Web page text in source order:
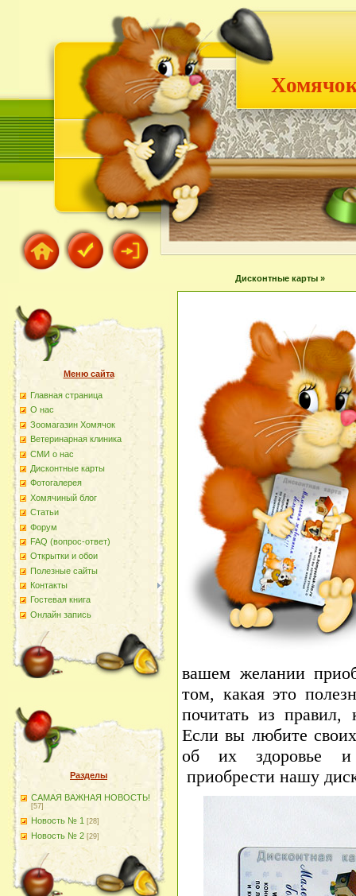
Дисконтные карты »
Меню сайта
Главная страница
О наc
Зоомагазин Хомячок
Ветеринарная клиника
СМИ о нас
Дисконтные карты
Фотогалерея
Хомячиный блог
Статьи
Форум
FAQ (вопрос-ответ)
Открытки и обои
Полезные сайты
Контакты
Гостевая книга
Онлайн запись
Разделы
САМАЯ ВАЖНАЯ НОВОСТЬ!
[57]
Новость № 1 [28]
Новость № 2 [29]
вашем желании
том, какая это
почитать из
Если вы любите
об их здоровье и
приобрести нашу